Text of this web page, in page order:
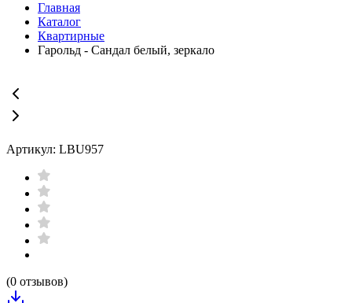
Главная
Каталог
Квартирные
Гарольд - Сандал белый, зеркало
Артикул: LBU957
(0 отзывов)